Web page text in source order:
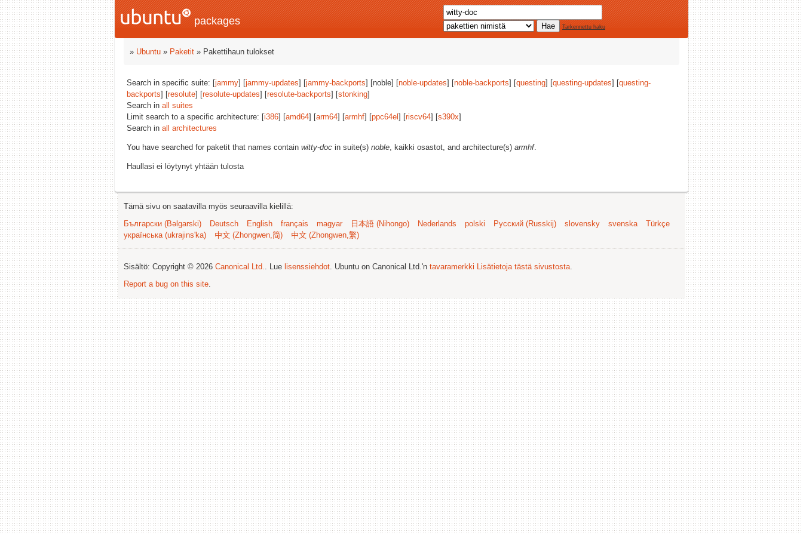
packages Tarkennettu haku
» Ubuntu » Paketit » Pakettihaun tulokset
Search in specific suite: [jammy] [jammy-updates] [jammy-backports] [noble] [noble-updates] [noble-backports] [questing] [questing-updates] [questing-
backports] [resolute] [resolute-updates] [resolute-backports] [stonking]
Search in all suites
Limit search to a specific architecture: [i386] [amd64] [arm64] [armhf] [ppc64el ] [riscv64] [s390x]
Search in all architectures
You have searched for paketit that names contain witty-doc in suite(s) noble, kaikki osastot, and architecture(s) armhf.
Haullasi ei löytynyt yhtään tulosta
Tämä sivu on saatavilla myös seuraavilla kielillä:
Български (Bəlgarski)
Deutsch English français magyar 日本語 (Nihongo) Nederlands polski Русский (Russkij) slovensky svenska
Türkçe
українська (ukrajins'ka)
中文 (Zhongwen,简) 中文 (Zhongwen,繁)
Sisältö: Copyright © 2026 Canonical Ltd.. Lue lisenssiehdot. Ubuntu on Canonical Ltd.'n tavaramerkki Lisätietoja tästä sivustosta.
Report a bug on this site.